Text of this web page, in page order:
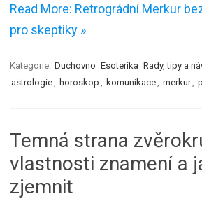
Read More: Retrográdní Merkur
pro skeptiky »
Kategorie: Duchovno Esoterika Rady, tipy a
astrologie
horoskop komunikace merkur
Temná strana
vlastnosti znamení a
zjemnit